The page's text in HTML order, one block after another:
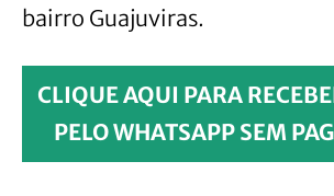
bairro Guajuviras.
CLIQUE AQUI PARA
PELO WHATSAPP SEM